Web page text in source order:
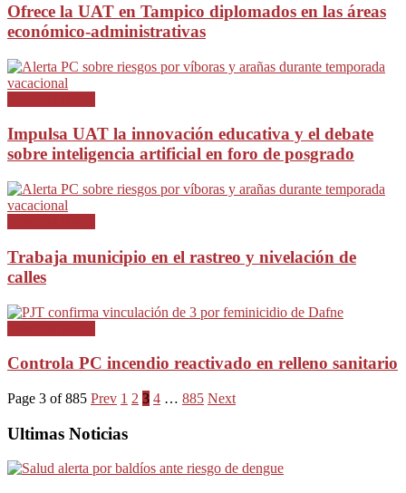
Ofrece la UAT en Tampico diplomados en las áreas
económico-administrativas
Impulsa UAT la innovación educativa y el debate
sobre inteligencia artificial en foro de posgrado
Trabaja municipio en el rastreo y nivelación de
calles
Controla PC incendio reactivado en relleno sanitario
Page 3 of 885 Prev 1 2 3 4 … 885 Next
Ultimas Noticias